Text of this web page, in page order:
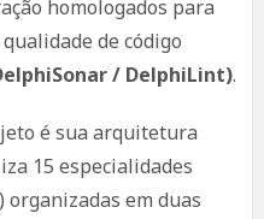
homologados para
de código
/ DelphiLint).
é sua arquitetura
15 especialidades
organizadas em duas